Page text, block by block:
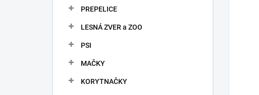
PREPELICE
LESNÁ ZVER a ZOO
PSI
MAČKY
KORYTNAČKY